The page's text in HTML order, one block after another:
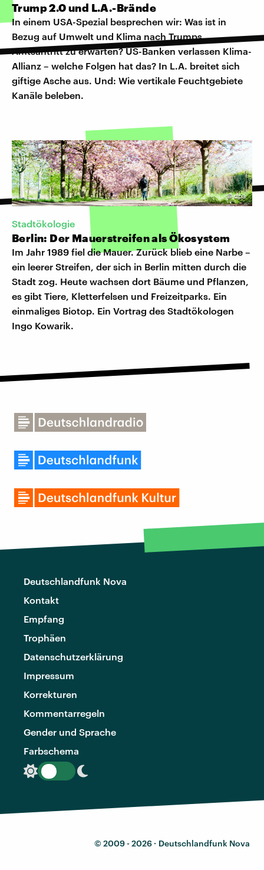
Trump 2.0 und L.A.-Brände
In einem USA-Spezial besprechen wir: Was ist in
Bezug auf Umwelt und Klima nach Trumps
Amtsantritt zu erwarten? US-Banken verlassen Klima-
Allianz – welche Folgen hat das? In L.A. breitet sich
giftige Asche aus. Und: Wie vertikale Feuchtgebiete
Kanäle beleben.
©dpa
Stadtökologie
Berlin: Der Mauerstreifen als Ökosystem
Im Jahr 1989 fiel die Mauer. Zurück blieb eine Narbe –
ein leerer Streifen, der sich in Berlin mitten durch die
Stadt zog. Heute wachsen dort Bäume und Pflanzen,
es gibt Tiere, Kletterfelsen und Freizeitparks. Ein
einmaliges Biotop. Ein Vortrag des Stadtökologen
Ingo Kowarik.
Deutschlandfunk Nova
Kontakt
Empfang
Trophäen
Datenschutzerklärung
Impressum
Korrekturen
Kommentarregeln
Gender und Sprache
Farbschema
© 2009 - 2026 · Deutschlandfunk Nova